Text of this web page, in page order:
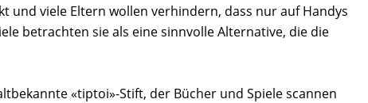
viele Eltern wollen verhindern, dass nur auf Handys
betrachten sie als eine sinnvolle Alternative, die die
«tiptoi»-Stift, der Bücher und Spiele scannen